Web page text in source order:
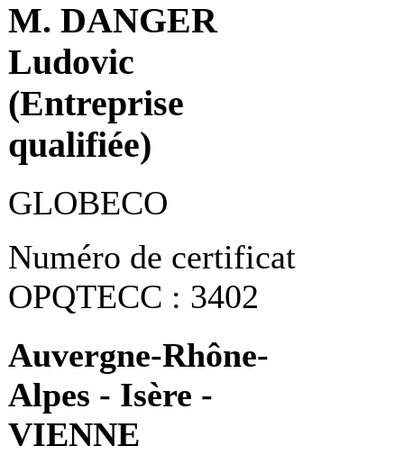
M. DANGER
Ludovic
(Entreprise
qualifiée)
GLOBECO
Numéro de certificat
OPQTECC : 3402
Auvergne-Rhône-
Alpes - Isère -
VIENNE